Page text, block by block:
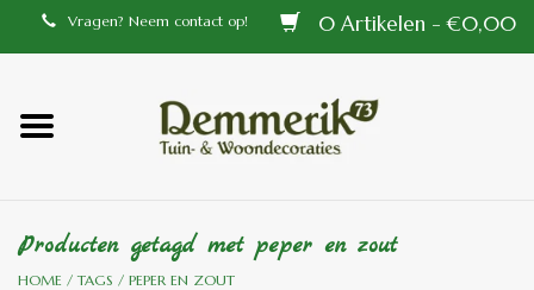
Vragen? Neem contact op! 0 Artikelen - €0,00
Home
Tiffany lampen
Producten getagd met peper en zout
HOME / TAGS / PEPER EN ZOUT